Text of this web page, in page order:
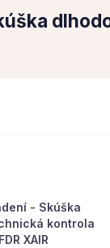
- Skúška
kontrola
XAIR